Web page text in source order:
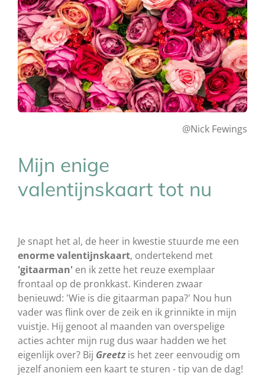
@Nick Fewings
Mijn enige
valentijnskaart tot nu
Je snapt het al, de heer in kwestie stuurde me een
enorme valentijnskaart, ondertekend met
'gitaarman' en ik zette het reuze exemplaar
frontaal op de pronkkast. Kinderen zwaar
benieuwd: 'Wie is die gitaarman papa?' Nou hun
vader was flink over de zeik en ik grinnikte in mijn
vuistje. Hij genoot al maanden van overspelige
acties achter mijn rug dus waar hadden we het
eigenlijk over? Bij Greetzis het zeer eenvoudig om
jezelf anoniem een kaart te sturen - tip van de dag!